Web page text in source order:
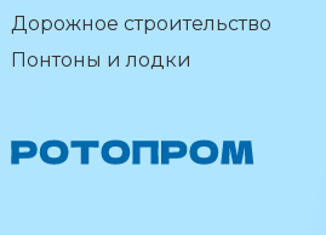
Дорожное строительство
Понтоны и лодки